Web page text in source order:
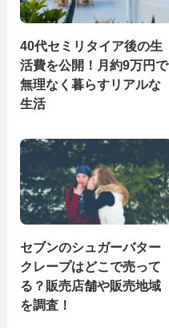
40代セミリタイア後の生
活費を公開！月約9万円で
無理なく暮らすリアルな
生活
セブンのシュガーバター
クレープはどこで売って
る？販売店舗や販売地域
を調査！